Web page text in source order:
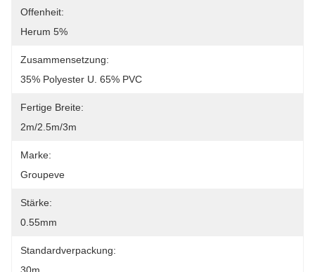
Offenheit:
Herum 5%
Zusammensetzung:
35% Polyester U. 65% PVC
Fertige Breite:
2m/2.5m/3m
Marke:
Groupeve
Stärke:
0.55mm
Standardverpackung: